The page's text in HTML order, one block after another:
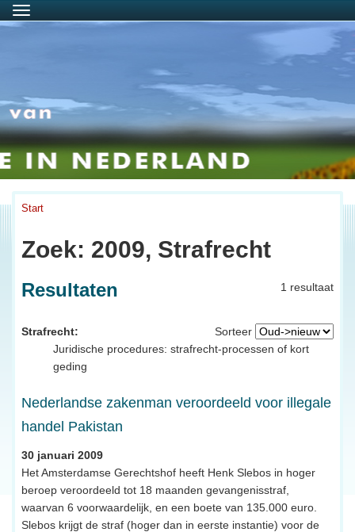
Menu
Start
Zoek: 2009, Strafrecht
1 resultaat
Resultaten
Sorteer
Strafrecht:
Juridische procedures: strafrecht-processen of kort
geding
Nederlandse zakenman veroordeeld voor illegale
handel Pakistan
30 januari 2009
Het Amsterdamse Gerechtshof heeft Henk Slebos in hoger
beroep veroordeeld tot 18 maanden gevangenisstraf,
waarvan 6 voorwaardelijk, en een boete van 135.000 euro.
Slebos krijgt de straf (hoger dan in eerste instantie) voor de